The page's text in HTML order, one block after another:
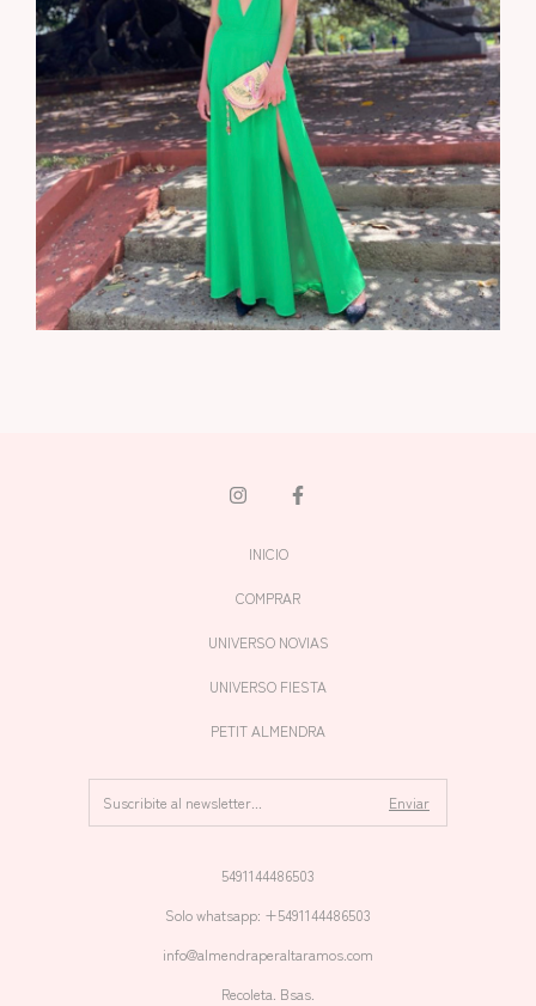
INICIO
COMPRAR
UNIVERSO NOVIAS
UNIVERSO FIESTA
PETIT ALMENDRA
5491144486503
Solo whatsapp: +5491144486503
info@almendraperaltaramos.com
Recoleta. Bsas.